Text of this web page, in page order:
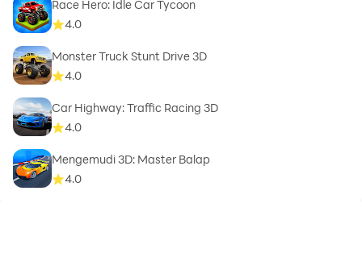
Race Hero: Idle Car Tycoon
4.0
Monster Truck Stunt Drive 3D
4.0
Car Highway: Traffic Racing 3D
4.0
Mengemudi 3D: Master Balap
4.0